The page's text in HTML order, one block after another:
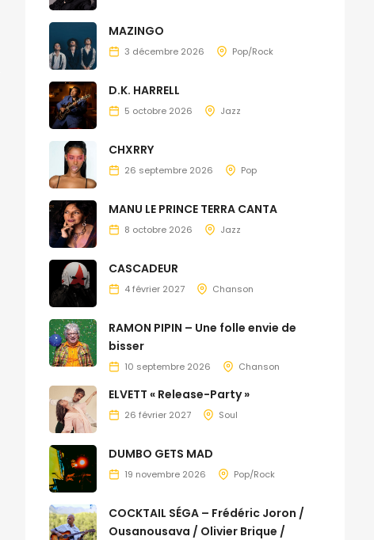
MAZINGO
3 décembre 2026 Pop/Rock
D.K. HARRELL
5 octobre 2026 Jazz
CHXRRY
26 septembre 2026 Pop
MANU LE PRINCE TERRA CANTA
8 octobre 2026 Jazz
CASCADEUR
4 février 2027 Chanson
RAMON PIPIN – Une folle envie de
bisser
10 septembre 2026 Chanson
ELVETT « Release-Party »
26 février 2027 Soul
DUMBO GETS MAD
19 novembre 2026 Pop/Rock
COCKTAIL SÉGA – Frédéric Joron /
Ousanousava / Olivier Brique /